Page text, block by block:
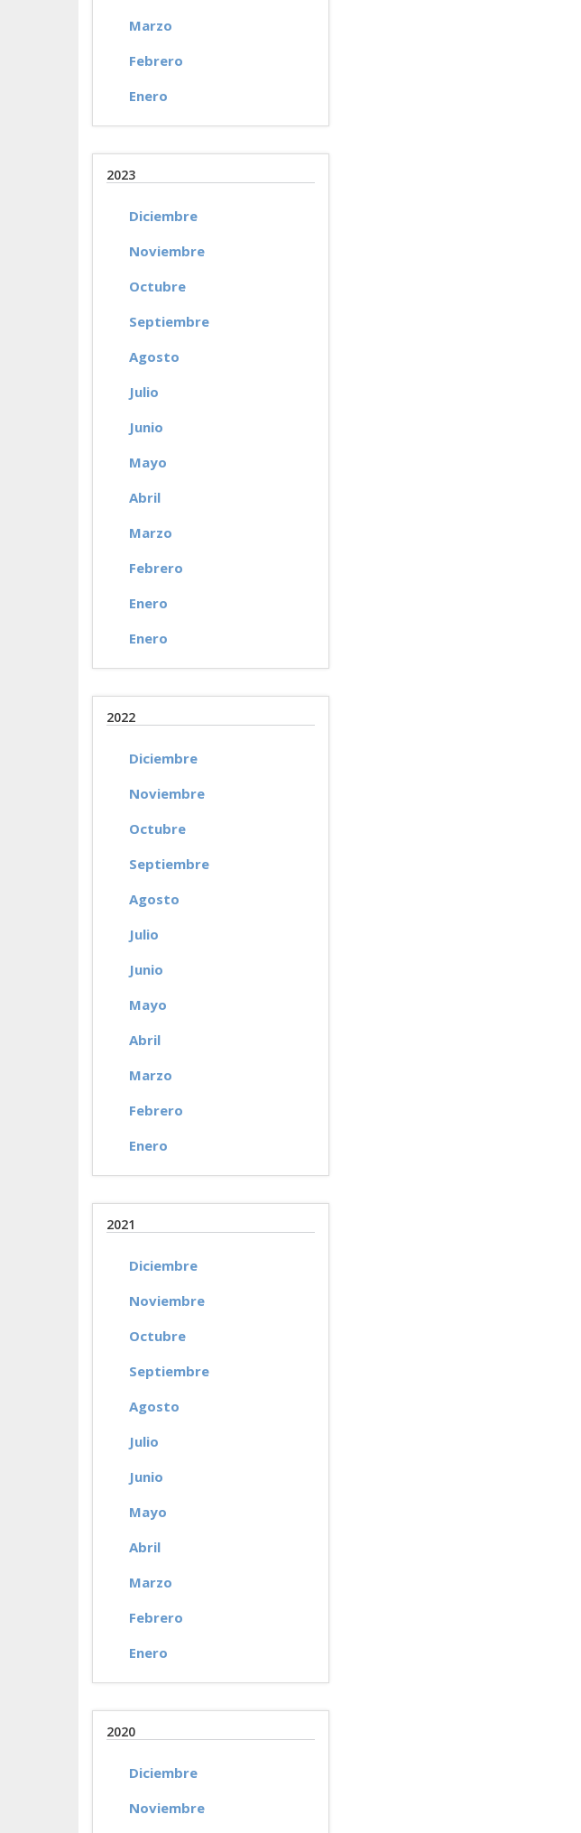
Marzo
Febrero
Enero
2023
Diciembre
Noviembre
Octubre
Septiembre
Agosto
Julio
Junio
Mayo
Abril
Marzo
Febrero
Enero
Enero
2022
Diciembre
Noviembre
Octubre
Septiembre
Agosto
Julio
Junio
Mayo
Abril
Marzo
Febrero
Enero
2021
Diciembre
Noviembre
Octubre
Septiembre
Agosto
Julio
Junio
Mayo
Abril
Marzo
Febrero
Enero
2020
Diciembre
Noviembre